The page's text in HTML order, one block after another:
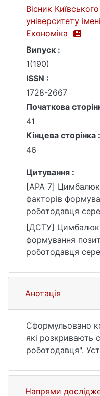
Вісник
університету
Економіка
Випуск :
1(190)
ISSN :
1728-2667
Початкова
41
Кінцева сторінка :
46
Цитування :
[APA 7]
факторів
роботодавця
аудиторії. Вісник
університету
Економіка,
https://doi.org/
1/6
[ДСТУ] Цимбалюк
формування
роботодавця
університету
Економіка. 2017.
10.17721/1728-
Анотація
Сформульовано
які розкривають
роботодавця".
рівнем
компенсаційним
Напрями